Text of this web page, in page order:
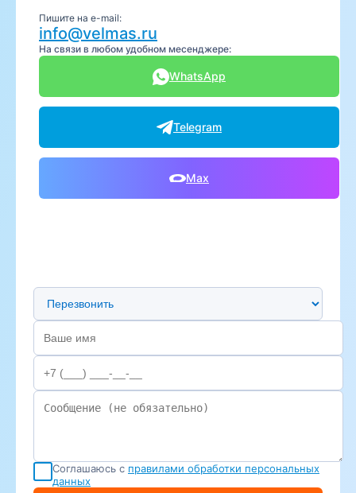
Пишите на e-mail:
info@velmas.ru
На связи в любом удобном месенджере:
WhatsApp
Telegram
Max
Предпочтительный способ связи
Соглашаюсь с правилами обработки персональных
данных